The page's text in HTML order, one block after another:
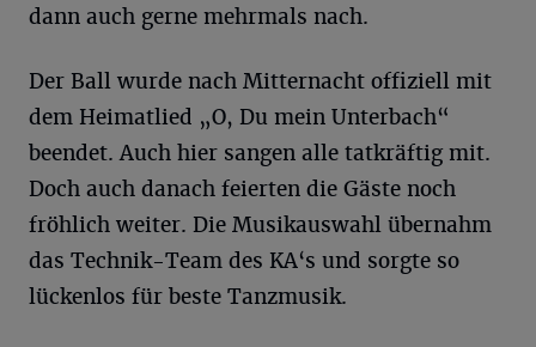
dann auch gerne mehrmals nach.
Der Ball wurde nach Mitternacht offiziell mit
dem Heimatlied „O, Du mein Unterbach“
beendet. Auch hier sangen alle tatkräftig mit.
Doch auch danach feierten die Gäste noch
fröhlich weiter. Die Musikauswahl übernahm
das Technik-Team des KA‘s und sorgte so
lückenlos für beste Tanzmusik.